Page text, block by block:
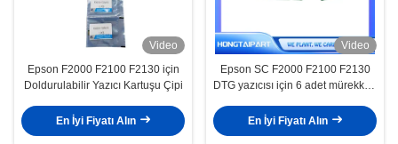
Video
Epson F2000 F2100 F2130 için
Doldurulabilir Yazıcı Kartuşu Çipi
En İyi Fiyatı Alın
Video
Epson SC F2000 F2100 F2130
DTG yazıcısı için 6 adet mürekkep
En İyi Fiyatı Alın